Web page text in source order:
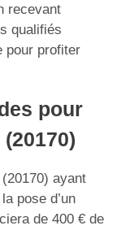
recevant
qualifiés
pour profiter
pour
ayant
pose d’un
de 400 € de